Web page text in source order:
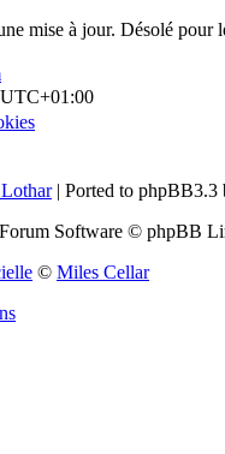
mise à jour. Désolé pour
UTC+01:00
| Ported to phpBB3.3
Software © phpBB
© Miles Cellar